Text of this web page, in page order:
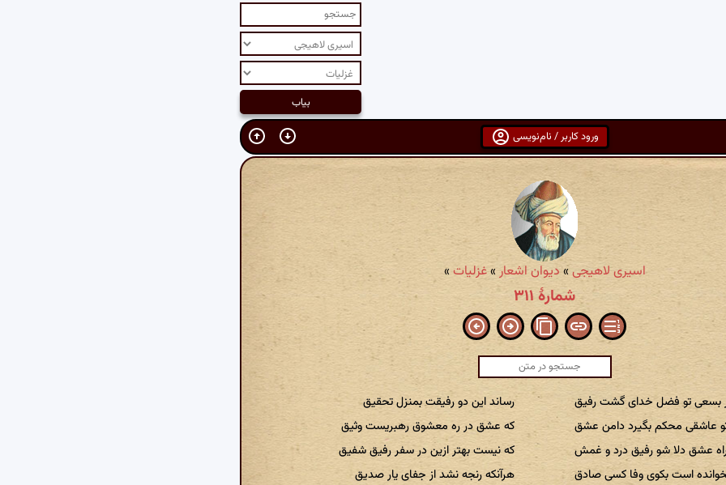
ورود کاربر / نام‌نویسی
اسیری لاهیجی» دیوان اشعار»غزلیات»
شمارهٔ ۳۱۱
بسعی تو فضل خدای گشت رفیق
رساند این دو رفیقت بمنزل تحقیق
عاشقی محکم بگیرد دامن عشق
که عشق در ره معشوق رهبریست وثیق
عشق دلا شو رفیق درد و غمش
که نیست بهتر ازین در سفر رفیق شفیق
است بکوی وفا کسی صادق
هرآنکه رنجه نشد از جفای یار صدیق